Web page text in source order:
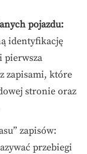
pojazdu:
identyfikację
pierwsza
zapisami, które
stronie oraz
zapisów:
przebiegi